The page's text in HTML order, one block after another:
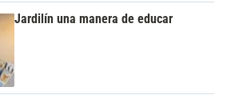
Jardilín una manera de educar